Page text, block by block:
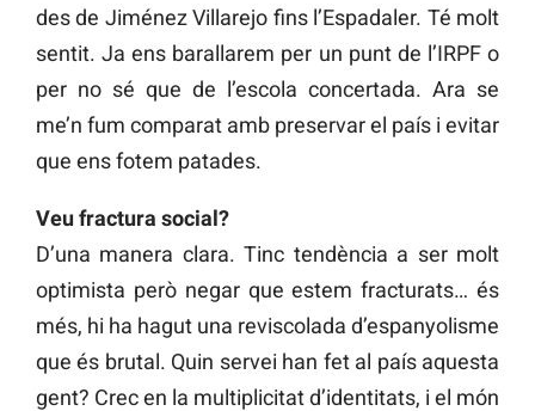
des de Jiménez Villarejo fins l’Espadaler. Té molt
sentit. Ja ens barallarem per un punt de l’IRPF o
per no sé que de l’escola concertada. Ara se
me’n fum comparat amb preservar el país i evitar
que ens fotem patades.
Veu fractura social?
D’una manera clara. Tinc tendència a ser molt
optimista però negar que estem fracturats… és
més, hi ha hagut una reviscolada d’espanyolisme
que és brutal. Quin servei han fet al país aquesta
gent? Crec en la multiplicitat d’identitats, i el món